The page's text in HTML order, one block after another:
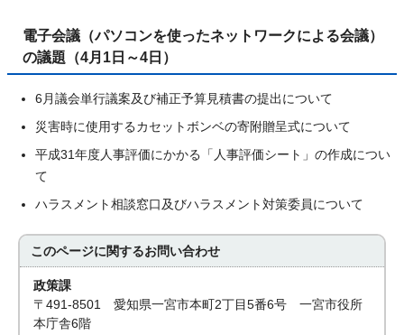
電子会議（パソコンを使ったネットワークによる会議）
の議題（4月1日～4日）
6月議会単行議案及び補正予算見積書の提出について
災害時に使用するカセットボンベの寄附贈呈式について
平成31年度人事評価にかかる「人事評価シート」の作成につい
て
ハラスメント相談窓口及びハラスメント対策委員について
このページに関するお問い合わせ
政策課
〒491-8501 愛知県一宮市本町2丁目5番6号 一宮市役所
本庁舎6階